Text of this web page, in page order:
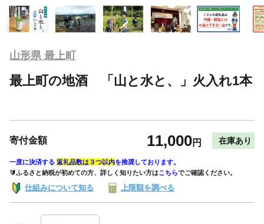
山形県 最上町
最上町の地酒 「山と水と、」火入れ1本
寄付金額 11,000円 在庫あり
一度に決済する 返礼品数は３つ以内を推奨しております。
🔰ふるさと納税が初めての方、詳しく知りたい方はこちらでご確認ください。
仕組みについて知る 上限額を調べる